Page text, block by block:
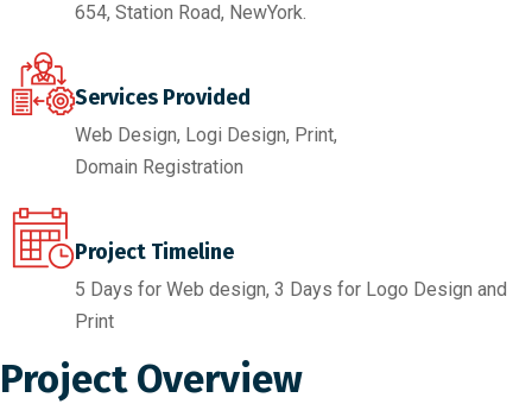
654, Station Road, NewYork.
Services Provided
Web Design, Logi Design, Print,
Domain Registration
Project Timeline
5 Days for Web design, 3 Days for Logo Design and
Print
Project Overview